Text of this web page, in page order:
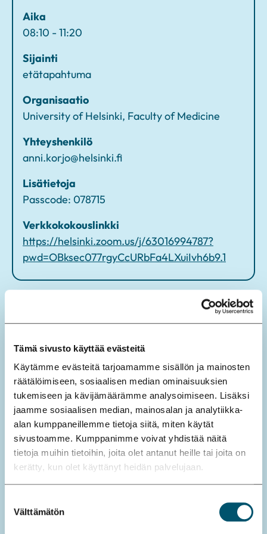
Tämä sivusto käyttää evästeitä
Käytämme evästeitä tarjoamamme sisällön ja mainosten
räätälöimiseen, sosiaalisen median ominaisuuksien
tukemiseen ja kävijämäärämme analysoimiseen. Lisäksi
jaamme sosiaalisen median, mainosalan ja analytiikka-
alan kumppaneillemme tietoja siitä, miten käytät
sivustoamme. Kumppanimme voivat yhdistää näitä
tietoja muihin tietoihin, joita olet antanut heille tai joita on
kerätty, kun olet käyttänyt heidän palvelujaan.
valinta
Välttämätön
s
y
tt
e
e
t
Aika
08:10 - 11:20
Sijainti
etätapahtuma
Organisaatio
University of Helsinki, Faculty of Medicine
Yhteyshenkilö
anni.korjo@helsinki.fi
Lisätietoja
Passcode: 078715
Verkkokokouslinkki
https://helsinki.zoom.us/j/63016994787?
pwd=OBksec077rgyCcURbFa4LXuiIvh6b9.1
4.6.2026